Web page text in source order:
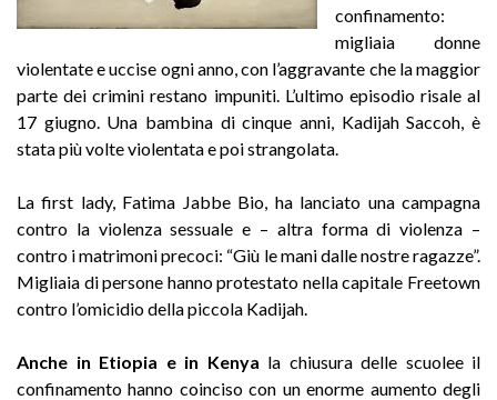
confinamento:
migliaia donne
violentate e uccise ogni anno, con l’aggravante che la maggior
parte dei crimini restano impuniti. L’ultimo episodio risale al
17 giugno. Una bambina di cinque anni, Kadijah Saccoh, è
stata più volte violentata e poi strangolata.
La first lady, Fatima Jabbe Bio, ha lanciato una campagna
contro la violenza sessuale e – altra forma di violenza –
contro i matrimoni precoci: “Giù le mani dalle nostre ragazze”.
Migliaia di persone hanno protestato nella capitale Freetown
contro l’omicidio della piccola Kadijah.
Anche in Etiopia e in Kenya la chiusura delle scuolee il
confinamento hanno coinciso con un enorme aumento degli